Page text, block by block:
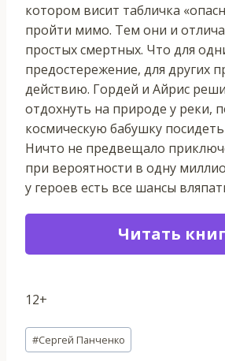
котором висит табличка
пройти мимо. Тем они и
простых смертных. Что для
предостережение, для других
действию. Гордей и Айрис
отдохнуть на природе у реки,
космическую бабушку
Ничто не предвещало
при вероятности в одну
у героев есть все шансы
Читать
12+
Метки
записи:
#Сергей Панченко